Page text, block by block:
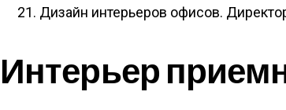
Дизайн интерьеров офисов.
Интерьер